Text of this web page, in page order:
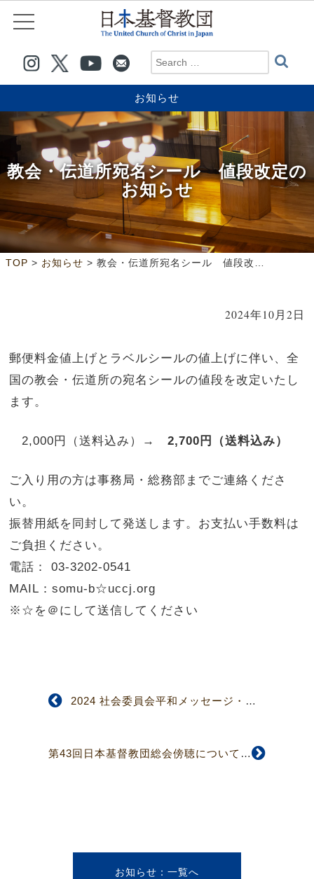
お知らせ
教会・伝道所宛名シール 値段改定の
お知らせ
TOP > お知らせ > 教会・伝道所宛名シール 値段改定のお知らせ
2024年10月2日
郵便料金値上げとラベルシールの値上げに伴い、全
国の教会・伝道所の宛名シールの値段を改定いたし
ます。
2,000円（送料込み）→2,700円（送料込み）
ご入り用の方は事務局・総務部までご連絡くださ
い。
振替用紙を同封して発送します。お支払い手数料は
ご負担ください。
電話： 03-3202-0541
MAIL：somu-b☆uccj.org
※☆を＠にして送信してください
2024 社会委員会平和メッセージ・日本国の軍拡に反対し、武力によらない平和構築を求める声明
第43回日本基督教団総会傍聴について 教団新報【5021号】公告 （4面）抜粋
お知らせ